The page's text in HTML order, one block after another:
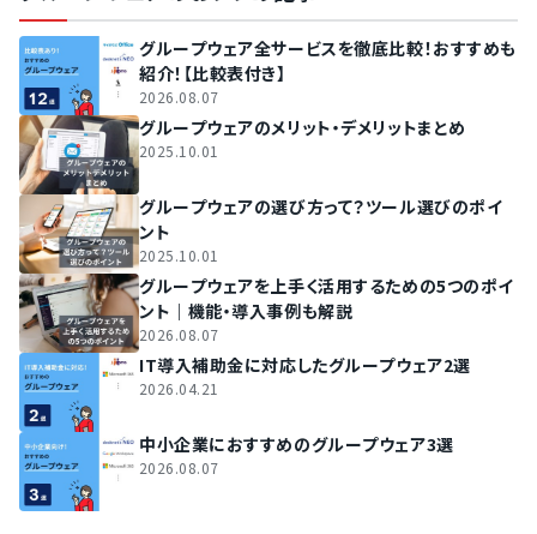
グループウェア全サービスを徹底比較！おすすめも
紹介！【比較表付き】
2026.08.07
グループウェアのメリット・デメリットまとめ
2025.10.01
グループウェアの選び方って？ツール選びのポイ
ント
2025.10.01
グループウェアを上手く活用するための5つのポイ
ント｜機能・導入事例も解説
2026.08.07
IT導入補助金に対応したグループウェア2選
2026.04.21
中小企業におすすめのグループウェア3選
2026.08.07